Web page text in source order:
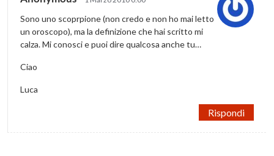
Sono uno scoprpione (non credo e non ho mai letto
un oroscopo), ma la definizione che hai scritto mi
calza. Mi conosci e puoi dire qualcosa anche tu…
Ciao
Luca
Rispondi